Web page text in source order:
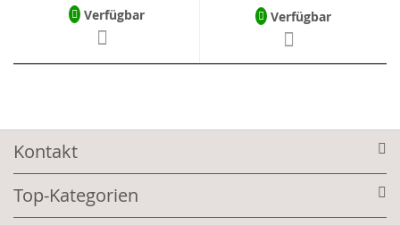
Verfügbar Verfügbar
Kontakt
Top-Kategorien